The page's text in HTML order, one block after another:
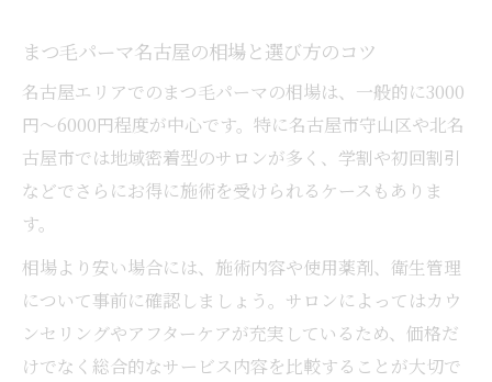
まつ毛パーマ名古屋の相場と選び方のコツ
名古屋エリアでのまつ毛パーマの相場は、一般的に3000
円〜6000円程度が中心です。特に名古屋市守山区や北名
古屋市では地域密着型のサロンが多く、学割や初回割引
などでさらにお得に施術を受けられるケースもありま
す。
相場より安い場合には、施術内容や使用薬剤、衛生管理
について事前に確認しましょう。サロンによってはカウ
ンセリングやアフターケアが充実しているため、価格だ
けでなく総合的なサービス内容を比較することが大切で